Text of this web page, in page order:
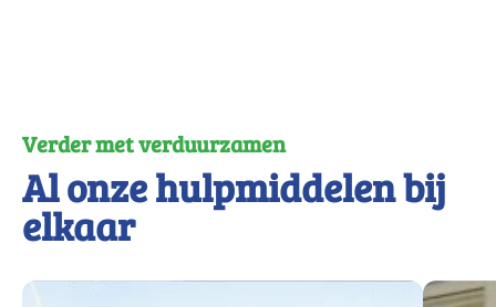
Verder met verduurzamen
Al onze hulpmiddelen bij
elkaar